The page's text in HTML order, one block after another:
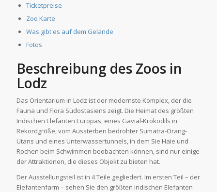
Ticketpreise
Zoo Karte
Was gibt es auf dem Gelände
Fotos
Beschreibung des Zoos in
Lodz
Das Orientarium in Lodz ist der modernste Komplex, der die
Fauna und Flora Südostasiens zeigt. Die Heimat des größten
Indischen Elefanten Europas, eines Gavial-Krokodils in
Rekordgröße, vom Aussterben bedrohter Sumatra-Orang-
Utans und eines Unterwassertunnels, in dem Sie Haie und
Rochen beim Schwimmen beobachten können, sind nur einige
der Attraktionen, die dieses Objekt zu bieten hat.
Der Ausstellungsteil ist in 4 Teile gegliedert. Im ersten Teil – der
Elefantenfarm – sehen Sie den größten indischen Elefanten